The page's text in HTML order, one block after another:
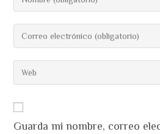
tu
nombre
de
usuario
para
Introduce
tu
dirección
para
Introduce
la
de
tu
Guarda mi nombre, correo